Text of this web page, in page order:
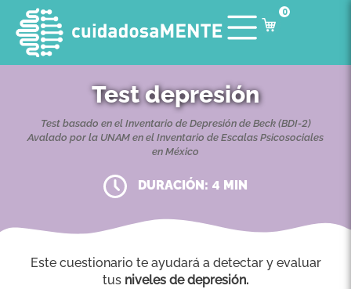
0
Test depresión
Test basado en el Inventario de Depresión de Beck (BDI-2)
Avalado por la UNAM en el Inventario de Escalas Psicosociales
en México
DURACIÓN: 4 MIN
Este cuestionario te ayudará a detectar y evaluar
tus niveles de depresión.